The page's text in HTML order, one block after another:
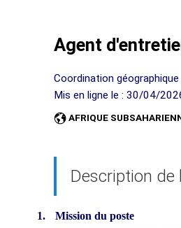
Agent
Coordination
Mis en ligne le : 30/04/
AFRIQUE
Description de
1.
Mission du poste